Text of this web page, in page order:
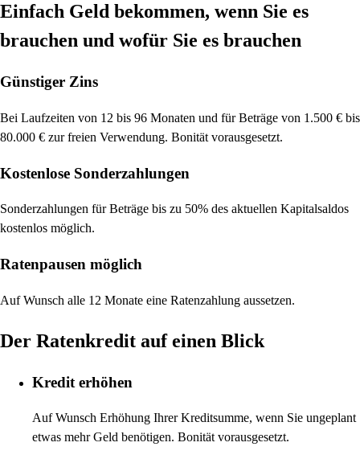
Einfach Geld bekommen, wenn Sie es
brauchen und wofür Sie es brauchen
Günstiger Zins
Bei Laufzeiten von 12 bis 96 Monaten und für Beträge von 1.500 € bis
80.000 € zur freien Verwendung. Bonität vorausgesetzt.
Kostenlose Sonderzahlungen
Sonderzahlungen für Beträge bis zu 50% des aktuellen Kapitalsaldos
kostenlos möglich.
Ratenpausen möglich
Auf Wunsch alle 12 Monate eine Ratenzahlung aussetzen.
Der Ratenkredit auf einen Blick
Kredit erhöhen
Auf Wunsch Erhöhung Ihrer Kreditsumme, wenn Sie ungeplant
etwas mehr Geld benötigen. Bonität vorausgesetzt.